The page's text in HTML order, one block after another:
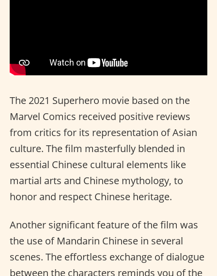
The 2021 Superhero movie based on the
Marvel Comics received positive reviews
from critics for its representation of Asian
culture. The film masterfully blended in
essential Chinese cultural elements like
martial arts and Chinese mythology, to
honor and respect Chinese heritage.
Another significant feature of the film was
the use of Mandarin Chinese in several
scenes. The effortless exchange of dialogue
between the characters reminds you of the